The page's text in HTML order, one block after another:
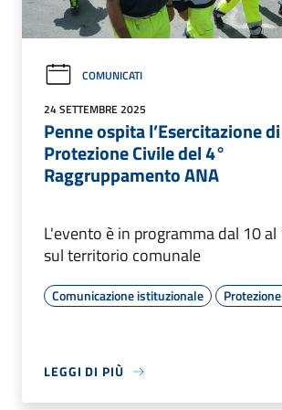
COMUNICATI
24 SETTEMBRE 2025
Penne ospita l’Esercitazione di
Protezione Civile del 4°
Raggruppamento ANA
L'evento è in programma dal 10
sul territorio comunale
Comunicazione istituzionale
LEGGI DI PIÙ